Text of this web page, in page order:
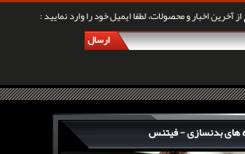
آخرین اخبار و محصولات، لطفا ایمیل خود را وارد نمایید :
ارسال
های بدنسازی - فیتنس